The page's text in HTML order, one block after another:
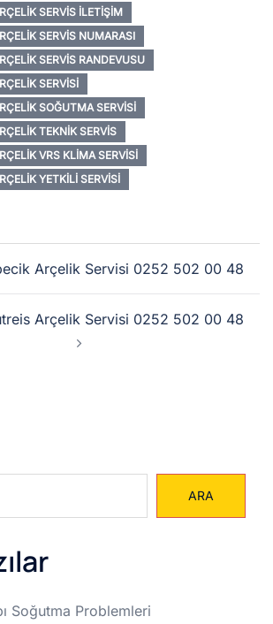
SERVIS İLETIŞIM
SERVIS NUMARASI
SERVIS RANDEVUSU
SERVISI
SOĞUTMA SERVISI
TEKNIK SERVIS
VRS KLIMA SERVISI
YETKILI SERVISI
Arçelik Servisi 0252 502 00 48
Arçelik Servisi 0252 502 00 48
ARA
Soğutma Problemleri